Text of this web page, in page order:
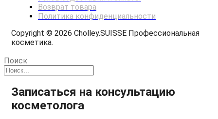
Возврат товара
Политика конфиденциальности
Copyright © 2026 Cholley.SUISSE Профессиональная
косметика.
Поиск
Записаться на консультацию
косметолога